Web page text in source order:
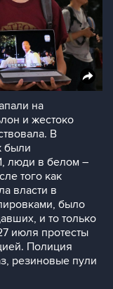
на
и жестоко
В
были
люди в белом –
того как
власти в
было
и то только
июля протесты
Полиция
резиновые пули